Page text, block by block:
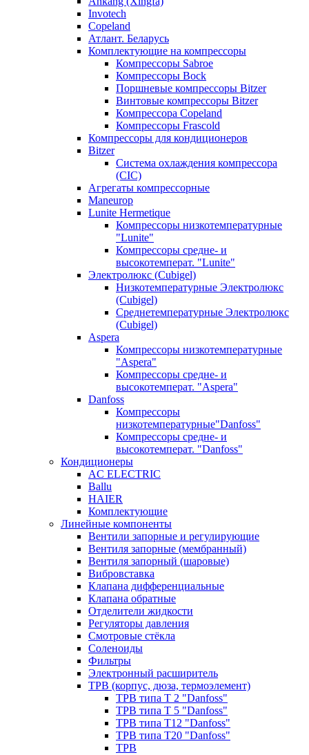
Invotech
Copeland
Атлант. Беларусь
Комплектующие на компрессоры
Компрессоры Sabroe
Компрессоры Bock
Поршневые компрессоры Bitzer
Винтовые компрессоры Bitzer
Компрессора Copeland
Компрессоры Frascold
Компрессоры для кондиционеров
Bitzer
Система охлаждения компрессора
(CIC)
Агрегаты компрессорные
Maneurop
Lunite Hermetique
Компрессоры низкотемпературные
"Lunite"
Компрессоры средне- и
высокотемперат. "Lunite"
Электролюкс (Cubigel)
Низкотемпературные Электролюкс
(Cubigel)
Среднетемпературные Электролюкс
(Cubigel)
Aspera
Компрессоры низкотемпературные
"Aspera"
Компрессоры средне- и
высокотемперат. "Aspera"
Danfoss
Компрессоры
низкотемпературные"Danfoss"
Компрессоры средне- и
высокотемперат. "Danfoss"
Кондиционеры
AC ELECTRIC
Ballu
HAIER
Комплектующие
Линейные компоненты
Вентили запорные и регулирующие
Вентиля запорные (мембранный)
Вентиля запорный (шаровые)
Вибровставка
Клапана дифференциальные
Клапана обратные
Отделители жидкости
Регуляторы давления
Смотровые стёкла
Соленоиды
Фильтры
Электронный расширитель
ТРВ (корпус, дюза, термоэлемент)
ТРВ типа Т 2 "Danfoss"
ТРВ типа Т 5 "Danfoss"
ТРВ типа Т12 "Danfoss"
ТРВ типа Т20 "Danfoss"
ТРВ